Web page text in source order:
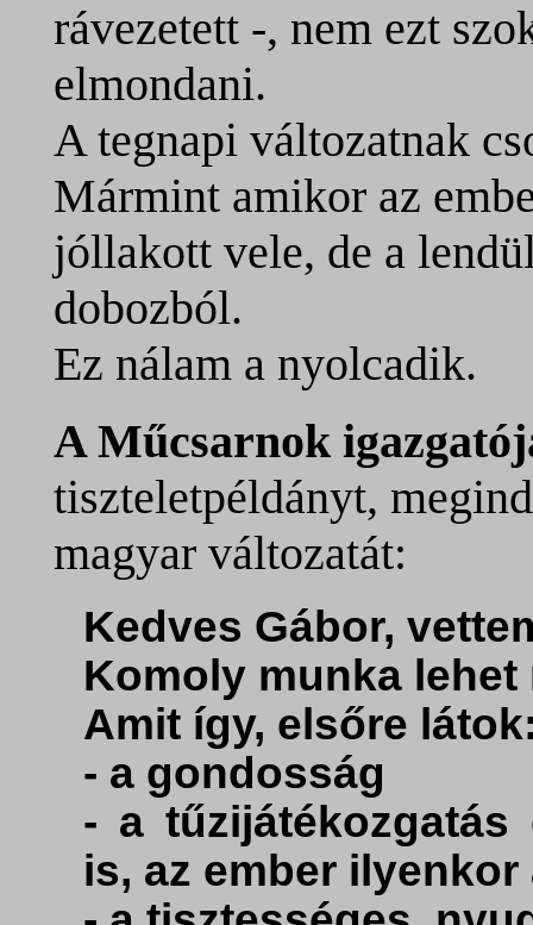
rávezetett -, nem ezt
elmondani.
A tegnapi változatnak
Mármint amikor az
jóllakott vele, de a
dobozból.
Ez nálam a nyolcadik.
A Műcsarnok
tiszteletpéldányt,
magyar változatát:
Kedves Gábor,
Komoly munka lehet
Amit így, elsőre
- a gondosság
- a tűzijátékozgatás
is, az ember